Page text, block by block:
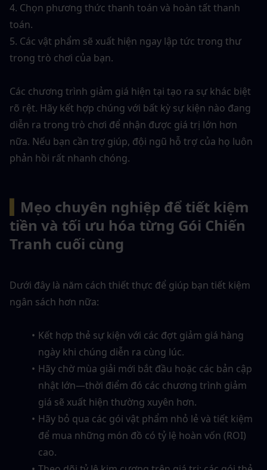
4. Chọn phương thức thanh toán và hoàn tất thanh
toán.
5. Các vật phẩm sẽ xuất hiện ngay lập tức trong thư
trong trò chơi của bạn.
Các chương trình giảm giá hiện tại tạo ra sự khác biệt
rõ rệt. Hãy kết hợp chúng với bất kỳ sự kiện nào đang
diễn ra trong trò chơi để nhận được giá trị lớn hơn
nữa. Nếu bạn cần trợ giúp, đội ngũ hỗ trợ của họ luôn
phản hồi rất nhanh chóng.
Mẹo chuyên nghiệp để tiết kiệm
tiền và tối ưu hóa từng Gói Chiến
Tranh cuối cùng
Dưới đây là năm cách thiết thực để giúp bạn tiết kiệm
ngân sách hơn nữa:
Kết hợp thẻ sự kiện với các đợt giảm giá hàng
ngày khi chúng diễn ra cùng lúc.
Hãy chờ mùa giải mới bắt đầu hoặc các bản cập
nhật lớn—thời điểm đó các chương trình giảm
giá sẽ xuất hiện thường xuyên hơn.
Hãy bỏ qua các gói vật phẩm nhỏ lẻ và tiết kiệm
để mua những món đồ có tỷ lệ hoàn vốn (ROI)
cao.